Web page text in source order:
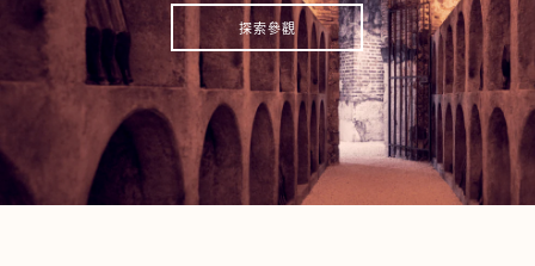
探索參觀